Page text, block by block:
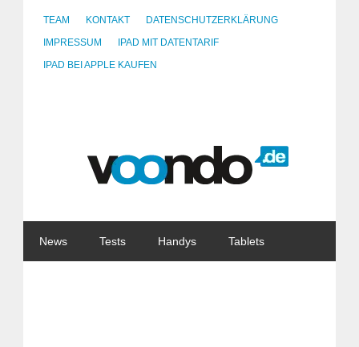
TEAM KONTAKT
DATENSCHUTZERKLÄRUNG
IMPRESSUM
IPAD MIT DATENTARIF
IPAD BEI APPLE KAUFEN
News Tests Handys Tablets